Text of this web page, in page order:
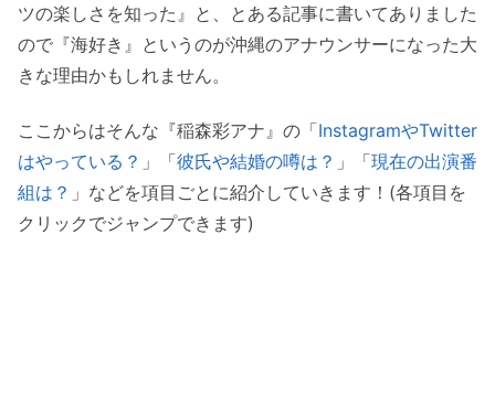
ツの楽しさを知った』と、とある記事に書いてありました
ので『海好き』というのが沖縄のアナウンサーになった大
きな理由かもしれません。
ここからはそんな『稲森彩アナ』の「InstagramやTwitter
はやっている？ 」「彼氏や結婚の噂は？ 」「現在の出演番
組は？ 」などを項目ごとに紹介していきます！(各項目を
クリックでジャンプできます)